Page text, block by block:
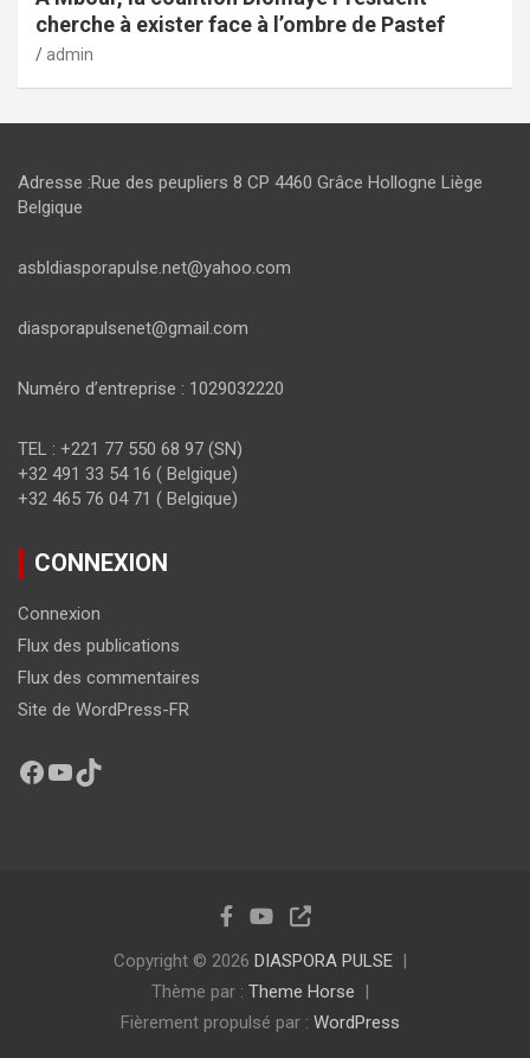
cherche à exister face à l’ombre de Pastef
admin
Adresse :Rue des peupliers 8 CP 4460 Grâce Hollogne Liège
Belgique
asbldiasporapulse.net@yahoo.com
diasporapulsenet@gmail.com
Numéro d’entreprise : 1029032220
TEL : +221 77 550 68 97 (SN)
+32 491 33 54 16 ( Belgique)
+32 465 76 04 71 ( Belgique)
CONNEXION
Connexion
Flux des publications
Flux des commentaires
Site de WordPress-FR
Copyright © 2026 DIASPORA PULSE
Thème par : Theme Horse
Fièrement propulsé par : WordPress